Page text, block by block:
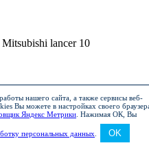
lancer 10
Серебристый (R
нашего сайта, а также сервисы веб-
Вы можете в настройках своего
Яндекс Метрики Нажимая ОК, Вы
персональных данных OK